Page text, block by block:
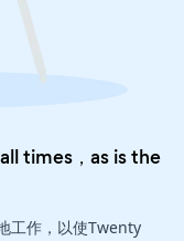
times，as is the
工作，以使Twenty